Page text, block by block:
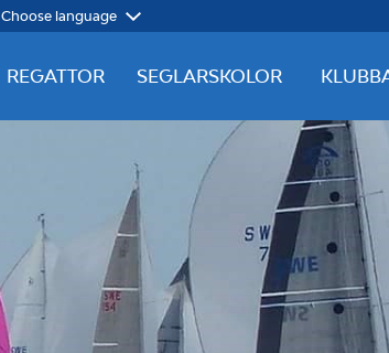
Choose language
REGATTOR SEGLARSKOLOR